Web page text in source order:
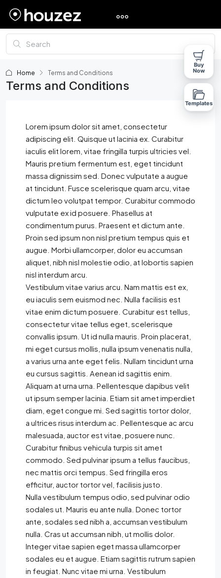
Home Terms and Conditions
Terms and Conditions
Lorem ipsum dolor sit amet, consectetur
adipiscing elit. Quisque ut lacinia ex. Curabitur
iaculis elit lorem, vitae fringilla turpis ultricies vel.
Mauris pretium fermentum est, eget tincidunt
massa dignissim sed. Donec vulputate a augue
at tincidunt. Fusce scelerisque quam arcu, vitae
dictum leo volutpat tempor. Curabitur commodo
vulputate ex id posuere. Phasellus at
condimentum purus. Praesent et dictum ante.
Proin sed ipsum non nisl pretium tempus quis et
augue. Morbi ullamcorper, dolor eu accumsan
aliquet, nibh nisl molestie odio, at lobortis sapien
nisl interdum arcu.
Vestibulum vitae varius arcu. Nam mattis est ex,
eu iaculis sem euismod nec. Nulla facilisis est
vitae enim dictum posuere. Curabitur est tellus,
consectetur vitae tellus eget, scelerisque
convallis ipsum. Ut id nulla mauris. Proin placerat,
mi eget cursus mollis, nulla ipsum venenatis nulla,
a varius urna ante eget felis. Nullam tincidunt urna
eu cursus sagittis. Aenean id sagittis enim.
Aliquam at urna urna. Pellentesque dapibus velit
ut ipsum semper lacinia. Etiam sit amet imperdiet
diam, eget congue mi. Sed sagittis tortor dolor,
a ultrices risus interdum ac. Pellentesque ac arcu
malesuada, auctor est vitae, posuere nunc.
Curabitur finibus vehicula turpis sit amet
commodo. Sed pulvinar ipsum a tellus faucibus,
nec mattis orci tempus. Sed fringilla eros
efficitur, auctor tortor vel, facilisis justo.
Nulla vestibulum tempus odio, sed pulvinar odio
sodales ut. Mauris eu ante nulla. Donec tortor
ante, sodales sed nibh a, accumsan vestibulum
nulla. Cras ut accumsan nibh, ut mollis dolor.
Integer vitae sapien eget massa ullamcorper
sodales eu et augue. Etiam sagittis rutrum sapien
in feugiat. Nunc vitae mi urna. Vestibulum
Buy
Now
Templates